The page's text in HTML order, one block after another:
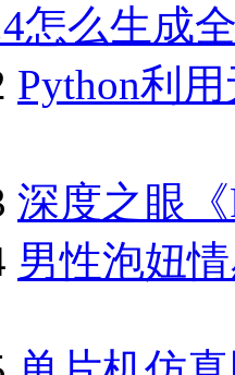
怎么生成
Python利
深度之眼
男性泡妞